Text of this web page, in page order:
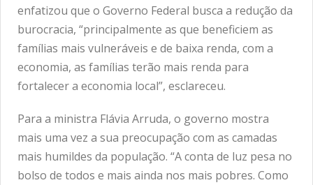
enfatizou que o Governo Federal busca a redução da
burocracia, “principalmente as que beneficiem as
famílias mais vulneráveis e de baixa renda, com a
economia, as famílias terão mais renda para
fortalecer a economia local”, esclareceu.
Para a ministra Flávia Arruda, o governo mostra
mais uma vez a sua preocupação com as camadas
mais humildes da população. “A conta de luz pesa no
bolso de todos e mais ainda nos mais pobres. Como